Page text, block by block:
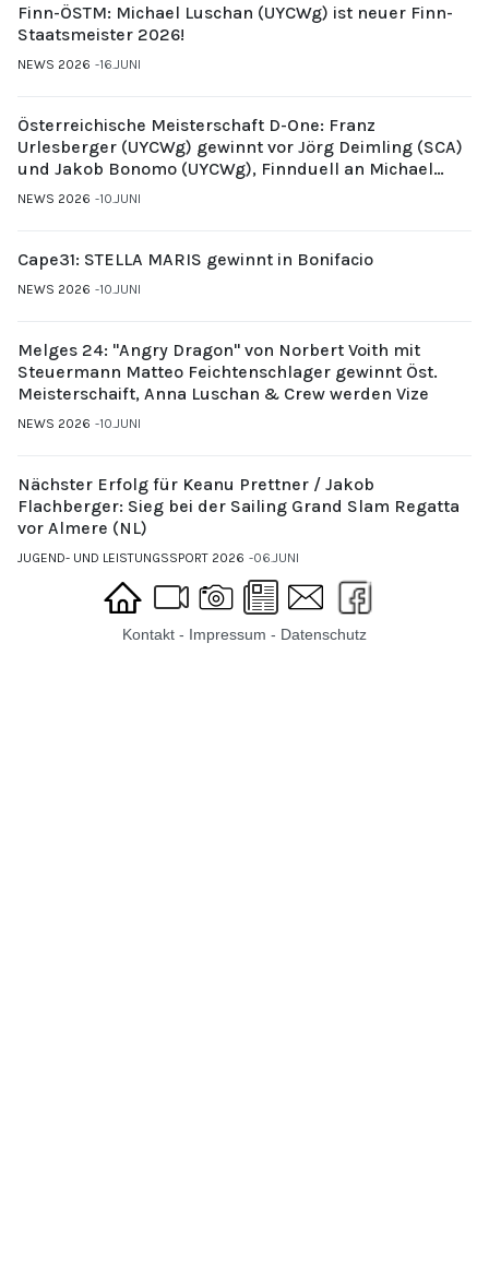
Finn-ÖSTM: Michael Luschan (UYCWg) ist neuer Finn-
Staatsmeister 2026!
NEWS 2026 16.JUNI
Österreichische Meisterschaft D-One: Franz
Urlesberger (UYCWg) gewinnt vor Jörg Deimling (SCA)
und Jakob Bonomo (UYCWg), Finnduell an Michael
Gubi (UYCMo)
NEWS 2026 10.JUNI
Cape31: STELLA MARIS gewinnt in Bonifacio
NEWS 2026 10.JUNI
Melges 24: "Angry Dragon" von Norbert Voith mit
Steuermann Matteo Feichtenschlager gewinnt Öst.
Meisterschaift, Anna Luschan & Crew werden Vize
NEWS 2026 10.JUNI
Nächster Erfolg für Keanu Prettner / Jakob
Flachberger: Sieg bei der Sailing Grand Slam Regatta
vor Almere (NL)
JUGEND- UND LEISTUNGSSPORT 2026 06.JUNI
Kontakt - Impressum - Datenschutz